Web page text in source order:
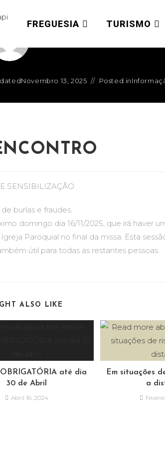
FREGUESIA TURISMO
Novembro 13, 2025 Posted in
SENSIBILIZAÇÃO
burlas e fraudes.
domingo dia 16/11/2025, que irá haver
Paroquial no final da missa. Esta
útil para todas as restantes pessoas.
ALSO LIKE
até dia
30 de Abril
Abril 16, 2024
Em situações
a